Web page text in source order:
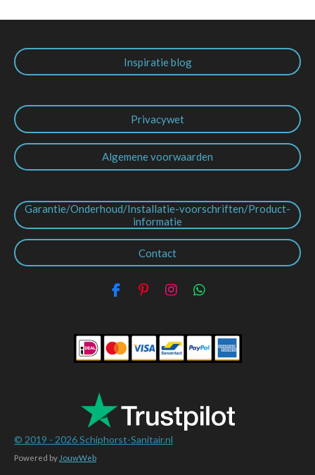
Inspiratie blog
Privacywet
Algemene voorwaarden
Garantie/Onderhoud/Installatie-voorschriften/Product-
informatie
Contact
F
e
b
o
P
t
e
r
I
t
a
g
W
t
s
A
© 2019 - 2026Schiphorst-Sanitair.nl
Powered by JouwWeb